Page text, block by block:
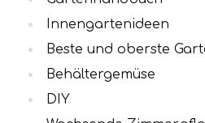
Innengartenideen
Beste und oberste
Behältergemüse
DIY